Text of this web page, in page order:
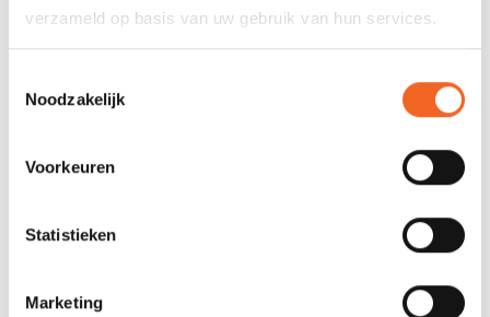
verzameld op basis van uw gebruik van hun services.
Noodzakelijk
Voorkeuren
Statistieken
Marketing
Nog niet gewaardeerd
0 sterren op basis van 0 beoordelingen
GERELATEERDE PRODUCTEN